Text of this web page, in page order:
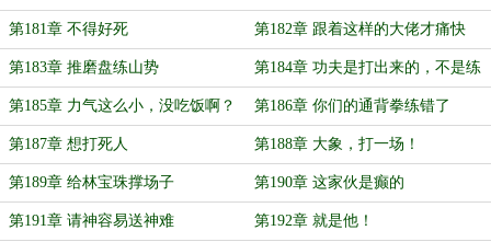
第181章 不得好死 第182章 跟着这样的大佬才痛快
第183章 推磨盘练山势 第184章 功夫是打出来的，不是练
出来的
第185章 力气这么小，没吃饭啊？ 第186章 你们的通背拳练错了
第187章 想打死人 第188章 大象，打一场！
第189章 给林宝珠撑场子 第190章 这家伙是癫的
第191章 请神容易送神难 第192章 就是他！